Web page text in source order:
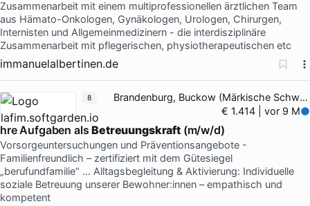
Zusammenarbeit mit einem multiprofessionellen ärztlichen Team
aus Hämato-Onkologen, Gynäkologen, Urologen, Chirurgen,
Internisten und Allgemeinmedizinern - die interdisziplinäre
Zusammenarbeit mit pflegerischen, physiotherapeutischen etc
immanuelalbertinen.de
Brandenburg, Buckow (Märkische Schweiz)
€ 1.414 | vor 9 M
hre Aufgaben alsBetreuungskraft(m/w/d)
Vorsorgeuntersuchungen und Präventionsangebote -
Familienfreundlich – zertifiziert mit dem Gütesiegel
„berufundfamilie“ … Alltagsbegleitung & Aktivierung: Individuelle
soziale Betreuung unserer Bewohner:innen – empathisch und
kompetent
8